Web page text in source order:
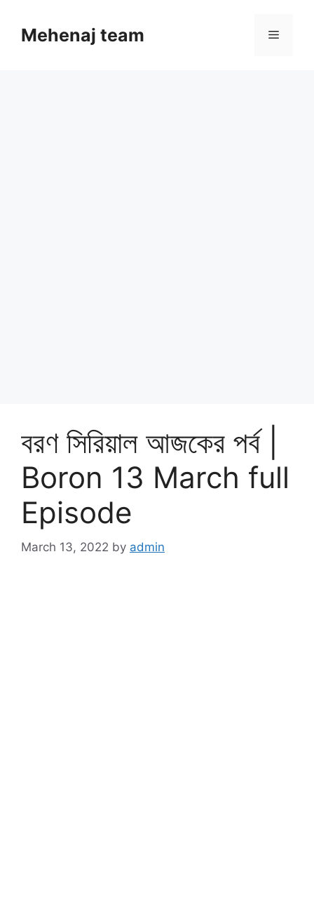
contentMehenaj team Menu
বরণ সিরিয়াল আজকের পর্ব |
Boron 13 March full
Episode
March 13, 2022 by admin